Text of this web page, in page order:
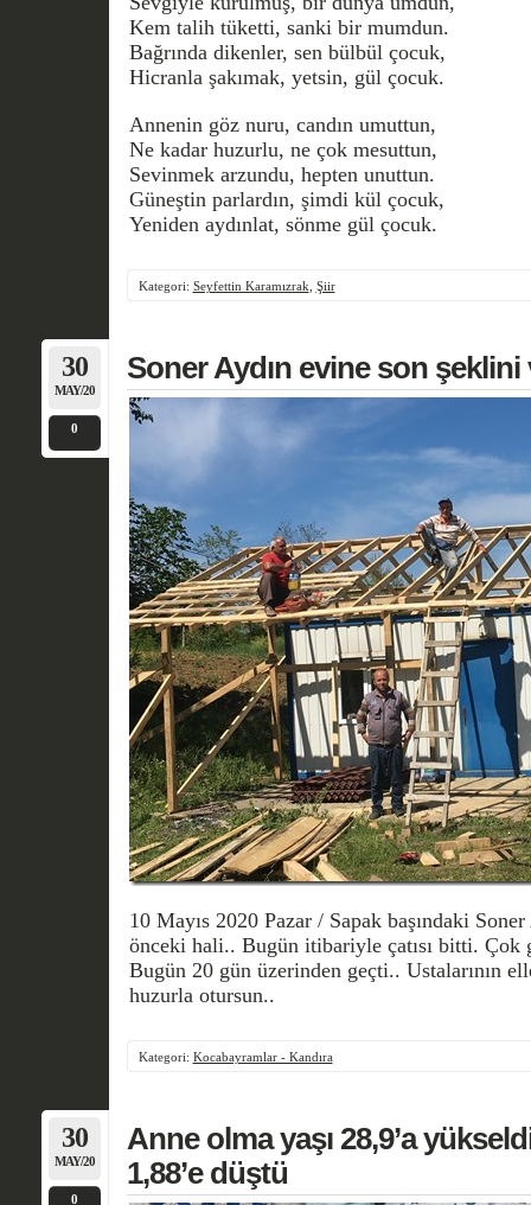
Kem talih tüketti, sanki bir mumdun.
Bağrında dikenler, sen bülbül çocuk,
Hicranla şakımak, yetsin, gül çocuk.
Annenin göz nuru, candın umuttun,
Ne kadar huzurlu, ne çok mesuttun,
Sevinmek arzundu, hepten unuttun.
Güneştin parlardın, şimdi kül çocuk,
Yeniden aydınlat, sönme gül çocuk.
Kategori: Seyfettin Karamızrak Şiir
30
MAY/20
0
Soner Aydın evine son şeklini
10 Mayıs 2020 Pazar / Sapak başındaki
önceki hali.. Bugün itibariyle çatısı bitti. Çok
Bugün 20 gün üzerinden geçti.. Ustalarının
huzurla otursun..
Kategori: Kocabayramlar - Kandıra
30
MAY/20
0
Anne olma yaşı 28,9’a
1,88’e düştü